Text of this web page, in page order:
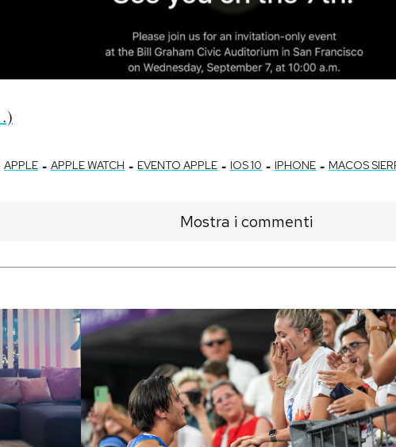
APPLE - APPLE WATCH - EVENTO APPLE - IOS 10 - IPHONE - MACOS
Mostra i commenti